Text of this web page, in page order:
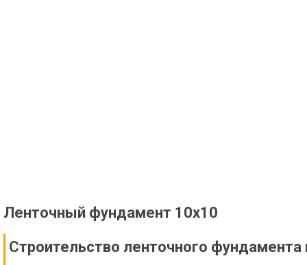
Ленточный фундамент 10х10
Строительство ленточного